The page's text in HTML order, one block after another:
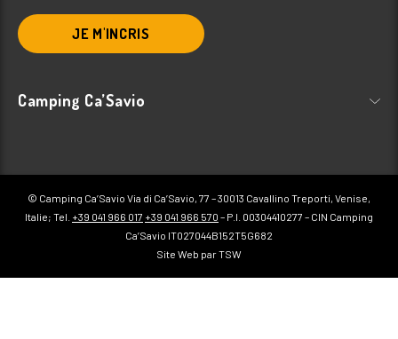
JE M'INCRIS
Camping Ca’Savio
© Camping Ca’Savio Via di Ca’Savio, 77 – 30013 Cavallino Treporti, Venise,
Italie; Tel. +39 041 966 017 +39 041 966 570 – P.I. 00304410277 – CIN Camping
Ca’Savio IT027044B152T5G682
Site Web par TSW